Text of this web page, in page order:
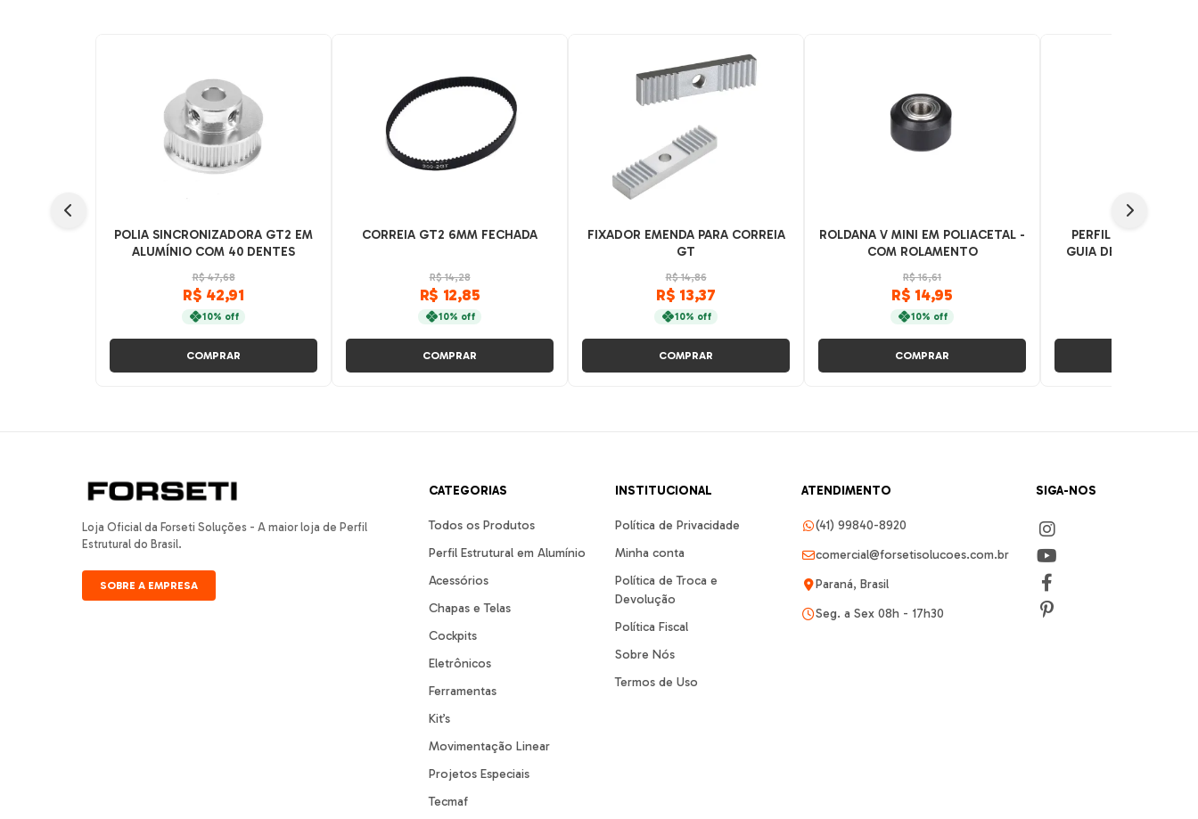
POLIA SINCRONIZADORA GT2 EM
ALUMÍNIO COM 40 DENTES
R$ 47,68
R$ 42,91
10% off
COMPRAR
CORREIA GT2 6MM FECHADA
R$ 14,28
R$ 12,85
10% off
COMPRAR
FIXADOR EMENDA PARA CORREIA
GT
R$ 14,86
R$ 13,37
10% off
COMPRAR
ROLDANA V MINI EM POLIACETAL -
COM ROLAMENTO
R$ 16,61
R$ 14,95
10% off
COMPRAR
PERFIL PROTETOR
GUIA DE ROLDANA
Loja Oficial da Forseti Soluções - A maior loja de Perfil
Estrutural do Brasil.
SOBRE A EMPRESA
CATEGORIAS
Todos os Produtos
Perfil Estrutural em Alumínio
Acessórios
Chapas e Telas
Cockpits
Eletrônicos
Ferramentas
Kit’s
Movimentação Linear
Projetos Especiais
Tecmaf
INSTITUCIONAL
Política de Privacidade
Minha conta
Política de Troca e
Devolução
Política Fiscal
Sobre Nós
Termos de Uso
ATENDIMENTO
(41) 99840-8920
comercial@forsetisolucoes.com.br
Paraná, Brasil
Seg. a Sex 08h - 17h30
SIGA-NOS